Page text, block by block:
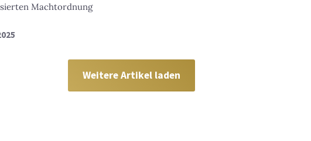
Machtordnung
Weitere Artikel laden